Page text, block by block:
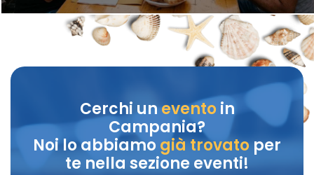
Cerchi unevento in
Campania?
Noi lo abbiamo già trovatoper
te nella sezione eventi!